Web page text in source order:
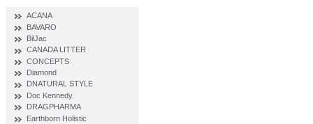
ACANA
BAVARO
BilJac
CANADA LITTER
CONCEPTS
Diamond
DNATURAL STYLE
Doc Kennedy.
DRAGPHARMA
Earthborn Holistic